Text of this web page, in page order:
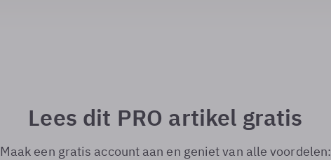
Lees dit PRO artikel gratis
Maak een gratis account aan en geniet van alle voordelen: